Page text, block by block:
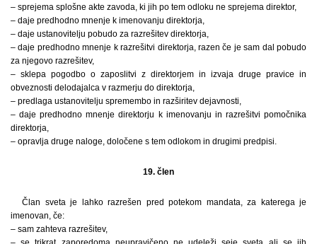
– sprejema splošne akte zavoda, ki jih po tem odloku ne sprejema direktor,
– daje predhodno mnenje k imenovanju direktorja,
– daje ustanovitelju pobudo za razrešitev direktorja,
– daje predhodno mnenje k razrešitvi direktorja, razen če je sam dal pobudo
za njegovo razrešitev,
– sklepa pogodbo o zaposlitvi z direktorjem in izvaja druge pravice in
obveznosti delodajalca v razmerju do direktorja,
– predlaga ustanovitelju spremembo in razširitev dejavnosti,
– daje predhodno mnenje direktorju k imenovanju in razrešitvi pomočnika
direktorja,
– opravlja druge naloge, določene s tem odlokom in drugimi predpisi.
19. člen
Član sveta je lahko razrešen pred potekom mandata, za katerega je
imenovan, če:
– sam zahteva razrešitev,